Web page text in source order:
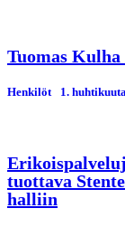
Tuomas
Henkilöt 1.
tuottava
halliin